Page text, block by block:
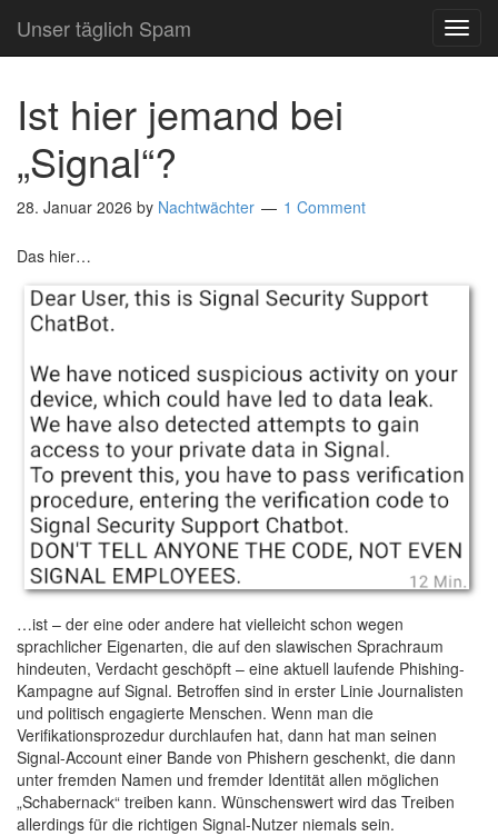
Unser täglich Spam
Ist hier jemand bei
„Signal“?
28. Januar 2026 by Nachtwächter 1 Comment
Das hier…
…ist – der eine oder andere hat vielleicht schon wegen
sprachlicher Eigenarten, die auf den slawischen Sprachraum
hindeuten, Verdacht geschöpft – eine aktuell laufende Phishing-
Kampagne auf Signal. Betroffen sind in erster Linie Journalisten
und politisch engagierte Menschen. Wenn man die
Verifikationsprozedur durchlaufen hat, dann hat man seinen
Signal-Account einer Bande von Phishern geschenkt, die dann
unter fremden Namen und fremder Identität allen möglichen
„Schabernack“ treiben kann. Wünschenswert wird das Treiben
allerdings für die richtigen Signal-Nutzer niemals sein.